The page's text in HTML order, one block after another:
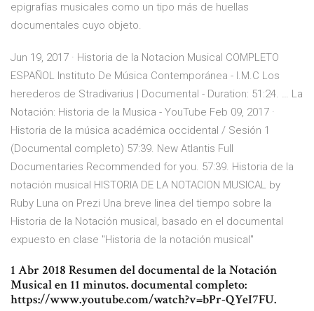
epigrafías musicales como un tipo más de huellas
documentales cuyo objeto.
Jun 19, 2017 · Historia de la Notacion Musical COMPLETO
ESPAÑOL Instituto De Música Contemporánea - I.M.C Los
herederos de Stradivarius | Documental - Duration: 51:24. … La
Notación: Historia de la Musica - YouTube Feb 09, 2017 ·
Historia de la música académica occidental / Sesión 1
(Documental completo) 57:39. New Atlantis Full
Documentaries Recommended for you. 57:39. Historia de la
notación musical HISTORIA DE LA NOTACION MUSICAL by
Ruby Luna on Prezi Una breve linea del tiempo sobre la
Historia de la Notación musical, basado en el documental
expuesto en clase "Historia de la notación musical"
1 Abr 2018 Resumen del documental de la Notación
Musical en 11 minutos. documental completo:
https://www.youtube.com/watch?v=bPr-QYeI7FU.